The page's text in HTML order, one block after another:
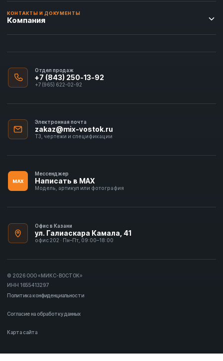
КОНТАКТЫ И ДОКУМЕНТЫ
Компания
Отдел продаж
+7 (843) 250-13-92
+7 (965) 622-02-92
Электронная почта
zakaz@mix-vostok.ru
ТЗ, чертежи и спецификации
MAX
Мессенджер
Написать в MAX
Модель, артикул или фотография
Офис в Казани
ул. Галиаскара Камала, 41
офис 202 · Пн–Пт, 09:00–18:00
© 2026 ООО «МИКС-ВОСТОК»
ИНН 1655413297
Политика конфиденциальности
Согласие на обработку данных
Карта сайта